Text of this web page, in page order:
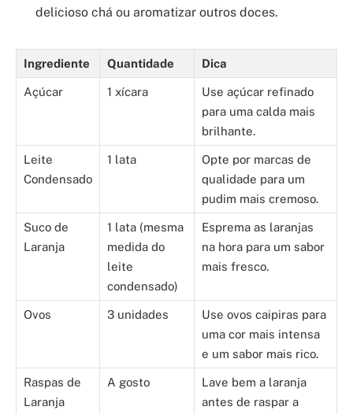
delicioso chá ou aromatizar outros doces.
Ingrediente Quantidade Dica
Açúcar 1 xícara
Use açúcar refinado
para uma calda mais
brilhante.
Leite
Condensado
1 lata
Opte por marcas de
qualidade para um
pudim mais cremoso.
Suco de
Laranja
1 lata (mesma
medida do
leite
condensado)
Esprema as laranjas
na hora para um sabor
mais fresco.
Ovos 3 unidades
Use ovos caipiras para
uma cor mais intensa
e um sabor mais rico.
Raspas de
Laranja
A gosto
Lave bem a laranja
antes de raspar a